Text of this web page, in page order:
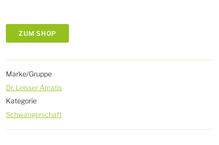
ZUM SHOP
Marke/Gruppe
Dr. Leisser Amatis
Kategorie
Schwangerschaft